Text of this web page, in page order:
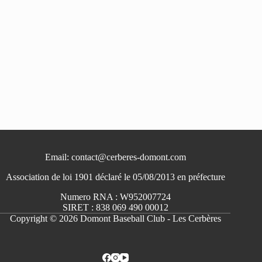
Email: contact@cerberes-domont.com
Association de loi 1901 déclaré le 05/08/2013 en préfecture
Numero RNA : W952007724
SIRET : 838 069 490 00012
Copyright © 2026 Domont Baseball Club - Les Cerbères